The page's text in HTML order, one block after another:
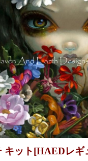
キット[HAEDレギ